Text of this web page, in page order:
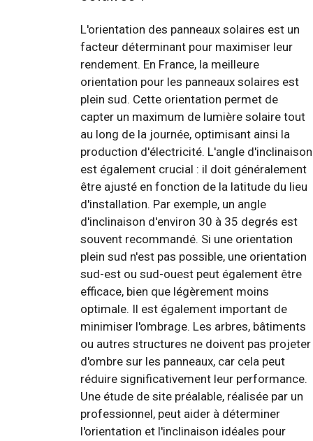
L'orientation des panneaux solaires est un
facteur déterminant pour maximiser leur
rendement. En France, la meilleure
orientation pour les panneaux solaires est
plein sud. Cette orientation permet de
capter un maximum de lumière solaire tout
au long de la journée, optimisant ainsi la
production d'électricité. L'angle d'inclinaison
est également crucial : il doit généralement
être ajusté en fonction de la latitude du lieu
d'installation. Par exemple, un angle
d'inclinaison d'environ 30 à 35 degrés est
souvent recommandé. Si une orientation
plein sud n'est pas possible, une orientation
sud-est ou sud-ouest peut également être
efficace, bien que légèrement moins
optimale. Il est également important de
minimiser l'ombrage. Les arbres, bâtiments
ou autres structures ne doivent pas projeter
d'ombre sur les panneaux, car cela peut
réduire significativement leur performance.
Une étude de site préalable, réalisée par un
professionnel, peut aider à déterminer
l'orientation et l'inclinaison idéales pour